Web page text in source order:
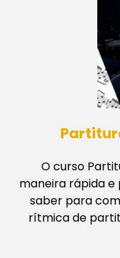
O curso
maneira rápida e
saber para
rítmica de